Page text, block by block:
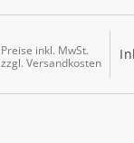
Preise inkl. MwSt.
zzgl. Versandkosten